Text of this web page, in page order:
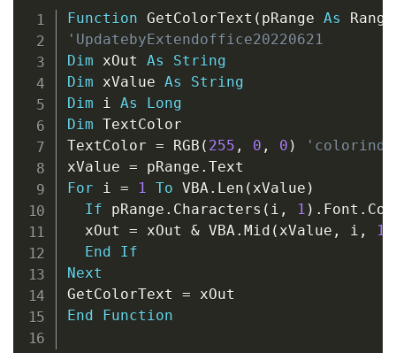
Function GetColorText ( pRange As Range
'UpdatebyExtendoffice20220621
Dim xOut As
String
Dim xValue As
String
Dim i As
Long
Dim TextColor
TextColor = RGB ( 255 , 0 , 0 )
xValue = pRange .
For i = 1 To VBA. Len ( xValue )
If pRange . Characters ( i , 1 ) . Font .
  xOut
= xOut & VBA. Mid ( xValue , i , 1
End
If
Next
GetColorText =
End
Function
Copy